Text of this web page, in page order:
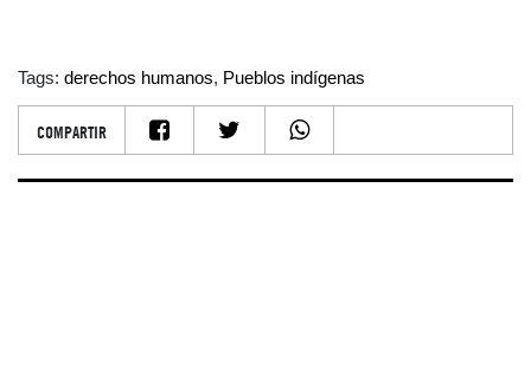
Tags: derechos humanos, Pueblos indígenas
COMPARTIR